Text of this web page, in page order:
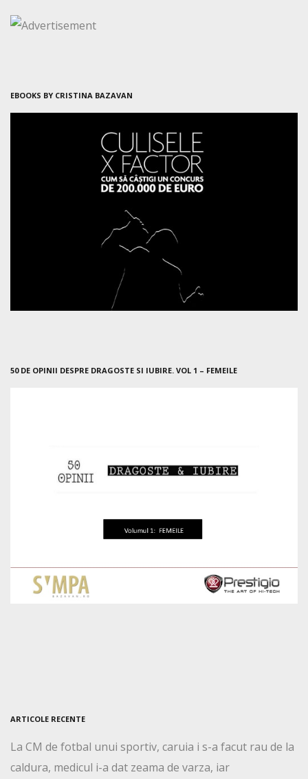
EBOOKS BY CRISTINA BAZAVAN
50 DE OPINII DESPRE DRAGOSTE SI IUBIRE. VOL 1 – FEMEILE
ARTICOLE RECENTE
La CM de fotbal unui sportiv, caruia i s-a facut rau de la
caldura, medicul i-a dat zeama de varza, iar